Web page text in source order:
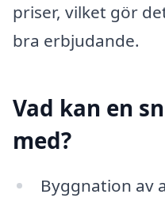
priser, vilket gör
bra erbjudande.
Vad kan en
med?
Byggnation av